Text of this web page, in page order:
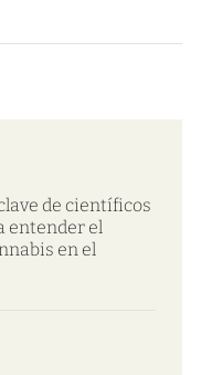
de científicos
entender el
en el